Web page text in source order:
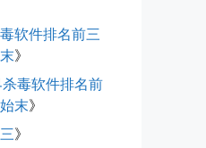
软件排名前三
》
毒软件排名前
末》
》